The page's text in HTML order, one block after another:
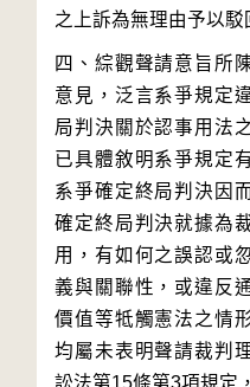
四、綜觀聲請意旨所
意見，泛言系爭規定
局判決關於認事用法
已具體敘明系爭規定
系爭確定終局判決因
確定終局判決就據為
用，有如何之誤認或
義與關聯性，或違反
價值等牴觸憲法之情
均屬未表明聲請裁判
訟法第15條第3項規定